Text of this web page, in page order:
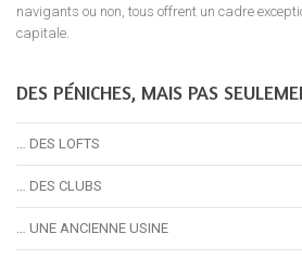
navigants ou non, tous offrent un cadre
capitale.
DES PÉNICHES, MAIS PAS
… DES LOFTS
… DES CLUBS
… UNE ANCIENNE USINE